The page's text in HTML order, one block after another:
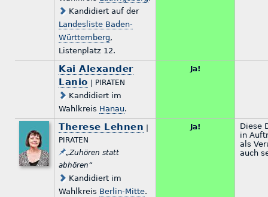
Kandidiert auf der
Landesliste Baden-
Württemberg,
Listenplatz 12.
Kai Alexander
Lanio | PIRATEN
Kandidiert im
Wahlkreis Hanau.
Ja!
Therese Lehnen
PIRATEN
„Zuhören statt
abhören“
Kandidiert im
Wahlkreis Berlin-Mitte.
Ja!
Diese
in
als
auch